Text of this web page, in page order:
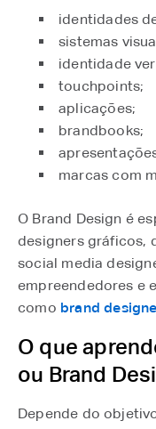
identidades
sistemas
identidade
touchpoints;
aplicações;
brandbooks;
marcas com
O Brand Design é
designers gráficos,
social media
empreendedores e
como brand
O que
ou Brand
Depende do